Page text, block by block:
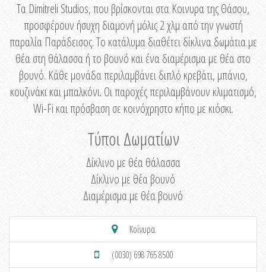
Τα Dimitreli Studios, που βρίσκονται στα Κοινυρα της Θάσου,
προσφέρουν ήσυχη διαμονή μόλις 2 χλμ από την γνωστή
παραλία Παράδεισος. Το κατάλυμα διαθέτει δίκλινα δωμάτια με
θέα στη θάλασσα ή το βουνό και ένα διαμέρισμα με θέα στο
βουνό. Κάθε μονάδα περιλαμβάνει διπλό κρεβάτι, μπάνιο,
κουζινάκι και μπαλκόνι. Οι παροχές περιλαμβάνουν κλιματισμό,
Wi-Fi και πρόσβαση σε κοινόχρηστο κήπο με κιόσκι.
Τύποι Δωματίων
Δίκλινο με θέα θάλασσα
Δίκλινο με θέα βουνό
Διαμέρισμα με θέα βουνό
Κοίνυρα
(0030) 698 765 8500